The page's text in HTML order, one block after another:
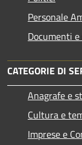
Personale
Documenti
CATEGORIE DI
Anagrafe e
Cultura e
Imprese e